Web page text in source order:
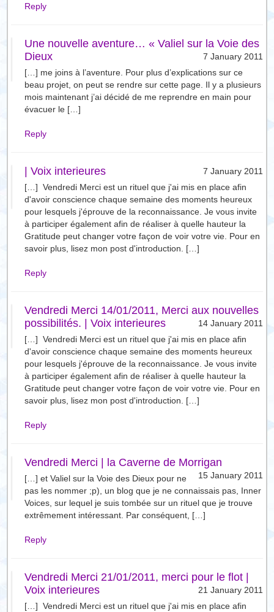
Reply
Une nouvelle aventure… « Valiel sur la Voie des
Dieux
7 January 2011
[…] me joins à l’aventure. Pour plus d’explications sur ce
beau projet, on peut se rendre sur cette page. Il y a plusieurs
mois maintenant j’ai décidé de me reprendre en main pour
évacuer le […]
Reply
| Voix interieures
7 January 2011
[…] Vendredi Merci est un rituel que j'ai mis en place afin
d'avoir conscience chaque semaine des moments heureux
pour lesquels j'éprouve de la reconnaissance. Je vous invite
à participer également afin de réaliser à quelle hauteur la
Gratitude peut changer votre façon de voir votre vie. Pour en
savoir plus, lisez mon post d'introduction. […]
Reply
Vendredi Merci 14/01/2011, Merci aux nouvelles
possibilités. | Voix interieures
14 January 2011
[…] Vendredi Merci est un rituel que j'ai mis en place afin
d'avoir conscience chaque semaine des moments heureux
pour lesquels j'éprouve de la reconnaissance. Je vous invite
à participer également afin de réaliser à quelle hauteur la
Gratitude peut changer votre façon de voir votre vie. Pour en
savoir plus, lisez mon post d'introduction. […]
Reply
Vendredi Merci | la Caverne de Morrigan
15 January 2011
[…] et Valiel sur la Voie des Dieux pour ne
pas les nommer ;p), un blog que je ne connaissais pas, Inner
Voices, sur lequel je suis tombée sur un rituel que je trouve
extrêmement intéressant. Par conséquent, […]
Reply
Vendredi Merci 21/01/2011, merci pour le flot |
Voix interieures
21 January 2011
[…] Vendredi Merci est un rituel que j'ai mis en place afin